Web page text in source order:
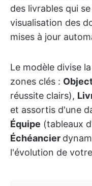
des livrables qui
visualisation des
mises à jour
Le modèle divise
zones clés :
réussite clairs),
et assortis d'une
Équipe (tableaux
Échéancier
l'évolution de